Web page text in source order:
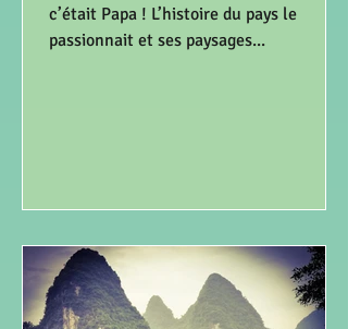
c’était Papa ! L’histoire du pays le
passionnait et ses paysages...